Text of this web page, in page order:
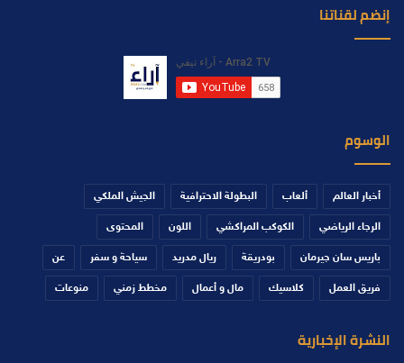
إنضم لقناتنا
الوسوم
أخبار العالم ألعاب البطولة الاحترافية الجيش الملكي
الرجاء الرياضي الكوكب المراكشي اللون المحتوى
باريس سان جيرمان بودريقة ريال مدريد سياحة و سفر عن
فريق العمل كلاسيك مال و أعمال مخطط زمني منوعات
النشرة الإخبارية